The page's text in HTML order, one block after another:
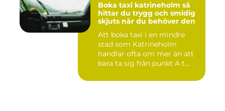
Boka taxi katrineholm så
hittar du trygg och smidig
skjuts när du behöver den
Att boka taxi i en mindre
stad som Katrineholm
handlar ofta om mer än att
bara ta sig från punkt A t...